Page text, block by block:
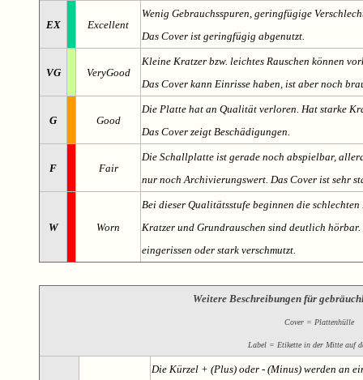
EX Excellent
Wenig Gebrauchsspuren, geringfügige
Das Cover ist geringfügig abgenutzt.
VG VeryGood
Kleine Kratzer bzw. leichtes Rauschen können
Das Cover kann Einrisse haben, ist aber noch
G Good
Die Platte hat an Qualität verloren. Hat starke
Das Cover zeigt Beschädigungen.
F Fair
Die Schallplatte ist gerade noch abspielbar,
nur noch Archivierungswert. Das Cover ist sehr
W Worn
Bei dieser Qualitätsstufe beginnen die
Kratzer und Grundrauschen sind deutlich
eingerissen oder stark verschmutzt.
Weitere Beschreibungen für
Cover = Plattenhülle
Label = Etikette in der Mitte auf
Die Kürzel + (Plus) oder - (Minus) werden an